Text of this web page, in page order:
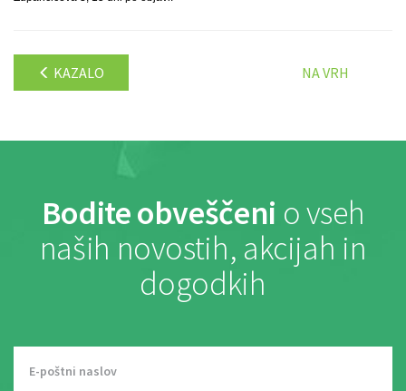
KAZALO NA VRH
Bodite obveščeni o vseh
naših novostih, akcijah in
dogodkih